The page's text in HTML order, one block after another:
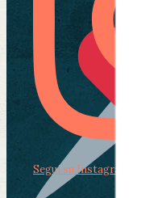
Segui su Instagram